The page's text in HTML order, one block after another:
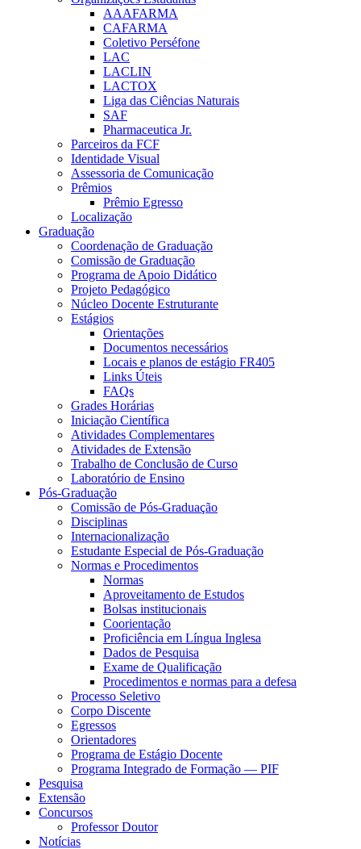
AAAFARMA
CAFARMA
Coletivo Perséfone
LAC
LACLIN
LACTOX
Liga das Ciências Naturais
SAF
Pharmaceutica Jr.
Parceiros da FCF
Identidade Visual
Assessoria de Comunicação
Prêmios
Prêmio Egresso
Localização
Graduação
Coordenação de Graduação
Comissão de Graduação
Programa de Apoio Didático
Projeto Pedagógico
Núcleo Docente Estruturante
Estágios
Orientações
Documentos necessários
Locais e planos de estágio FR405
Links Úteis
FAQs
Grades Horárias
Iniciação Científica
Atividades Complementares
Atividades de Extensão
Trabalho de Conclusão de Curso
Laboratório de Ensino
Pós-Graduação
Comissão de Pós-Graduação
Disciplinas
Internacionalização
Estudante Especial de Pós-Graduação
Normas e Procedimentos
Normas
Aproveitamento de Estudos
Bolsas institucionais
Coorientação
Proficiência em Língua Inglesa
Dados de Pesquisa
Exame de Qualificação
Procedimentos e normas para a defesa
Processo Seletivo
Corpo Discente
Egressos
Orientadores
Programa de Estágio Docente
Programa Integrado de Formação — PIF
Pesquisa
Extensão
Concursos
Professor Doutor
Notícias